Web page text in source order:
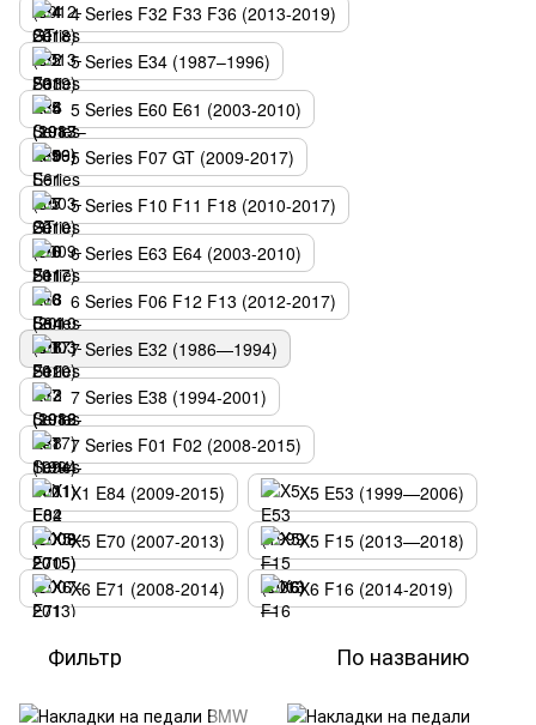
4 Series F32 F33 F36 (2013-2019)
5 Series E34 (1987–1996)
5 Series E60 E61 (2003-2010)
5 Series F07 GT (2009-2017)
5 Series F10 F11 F18 (2010-2017)
6 Series E63 E64 (2003-2010)
6 Series F06 F12 F13 (2012-2017)
7 Series E32 (1986—1994)
7 Series E38 (1994-2001)
7 Series F01 F02 (2008-2015)
X1 E84 (2009-2015)
X5 E53 (1999—2006)
X5 E70 (2007-2013)
X5 F15 (2013—2018)
X6 E71 (2008-2014)
X6 F16 (2014-2019)
Фильтр По названию